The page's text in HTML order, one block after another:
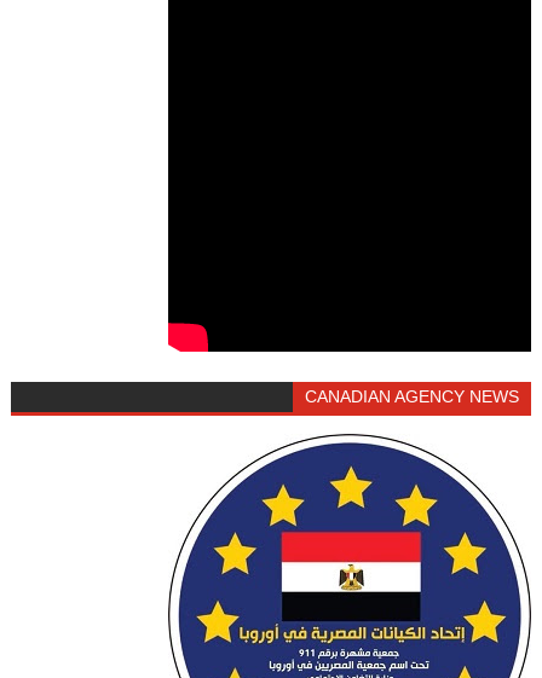
CANADIAN AGENCY NEWS